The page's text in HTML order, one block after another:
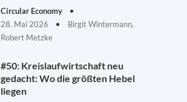
Circular Economy
28. Mai 2026
Birgit Wintermann,
Robert Metzke
#50: Kreislaufwirtschaft neu
gedacht: Wo die größten Hebel
liegen